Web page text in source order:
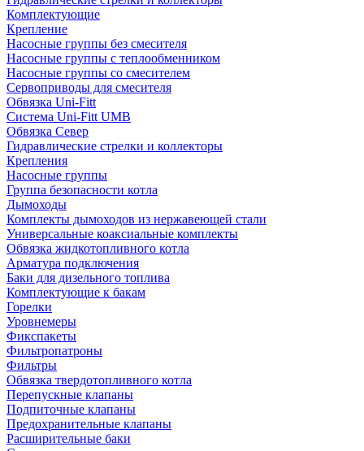
Комплектующие
Крепление
Насосные группы без смесителя
Насосные группы с теплообменником
Насосные группы со смесителем
Сервоприводы для смесителя
Обвязка Uni-Fitt
Система Uni-Fitt UMB
Обвязка Север
Гидравлические стрелки и коллекторы
Крепления
Насосные группы
Группа безопасности котла
Дымоходы
Комплекты дымоходов из нержавеющей стали
Универсальные коаксиальные комплекты
Обвязка жидкотопливного котла
Арматура подключения
Баки для дизельного топлива
Комплектующие к бакам
Горелки
Уровнемеры
Фикспакеты
Фильтропатроны
Фильтры
Обвязка твердотопливного котла
Перепускные клапаны
Подпиточные клапаны
Предохранительные клапаны
Расширительные баки